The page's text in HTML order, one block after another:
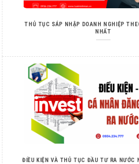
THỦ TỤC SÁP NHẬP DOANH NGHIỆP
NHẤT
ĐIỀU KIỆN VÀ THỦ TỤC ĐẦU TƯ RA NƯỚC